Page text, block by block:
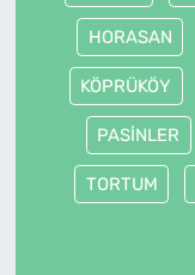
HORASAN
KÖPRÜKÖY
PASİNLER
TORTUM